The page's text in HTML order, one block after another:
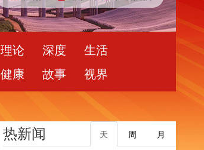
理论 深度
生活
健康
故事 视界
热新闻 月
周
天